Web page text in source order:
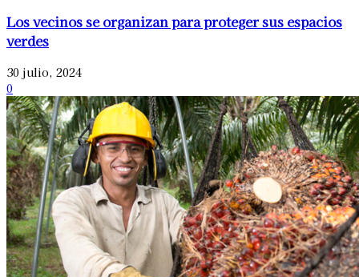
Los vecinos se organizan para proteger sus espacios
verdes
30 julio, 2024
0